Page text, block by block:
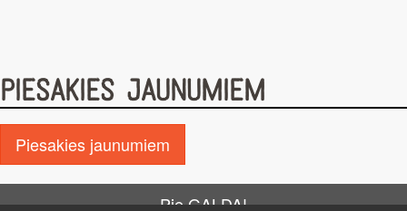
PIESAKIES JAUNUMIEM
Piesakies jaunumiem
Pie GALDA!